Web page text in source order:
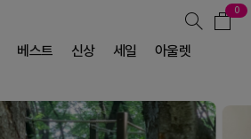
0
베스트 신상 세일 아울렛